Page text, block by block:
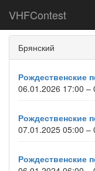
VHFContest
Брянский
Рождественские
06.01.2026 17:00 –
Рождественские
07.01.2025 05:00 –
Рождественские